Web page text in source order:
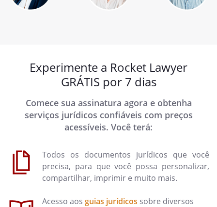
Experimente a Rocket Lawyer
GRÁTIS por 7 dias
Comece sua assinatura agora e obtenha
serviços jurídicos confiáveis com preços
acessíveis. Você terá:
Todos os documentos jurídicos que você
precisa, para que você possa personalizar,
compartilhar, imprimir e muito mais.
Acesso aos guias jurídicos sobre diversos